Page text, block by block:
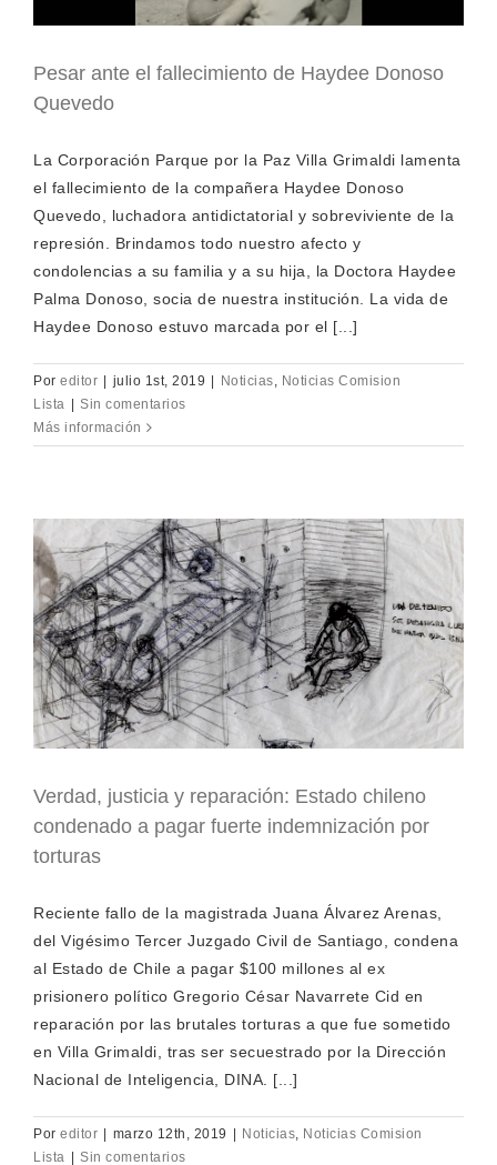
Pesar ante el fallecimiento de Haydee Donoso
Quevedo
La Corporación Parque por la Paz Villa Grimaldi lamenta
el fallecimiento de la compañera Haydee Donoso
Quevedo, luchadora antidictatorial y sobreviviente de la
represión. Brindamos todo nuestro afecto y
condolencias a su familia y a su hija, la Doctora Haydee
Palma Donoso, socia de nuestra institución. La vida de
Haydee Donoso estuvo marcada por el [...]
Por editor | julio 1st, 2019 | Noticias
Noticias Comision
Lista | Sin comentarios
Más información
Verdad, justicia y reparación: Estado chileno
condenado a pagar fuerte indemnización por
torturas
Reciente fallo de la magistrada Juana Álvarez Arenas,
del Vigésimo Tercer Juzgado Civil de Santiago, condena
al Estado de Chile a pagar $100 millones al ex
prisionero político Gregorio César Navarrete Cid en
reparación por las brutales torturas a que fue sometido
en Villa Grimaldi, tras ser secuestrado por la Dirección
Nacional de Inteligencia, DINA. [...]
Por editor marzo 12th, 2019 Noticias, Noticias Comision
Lista
Sin comentarios